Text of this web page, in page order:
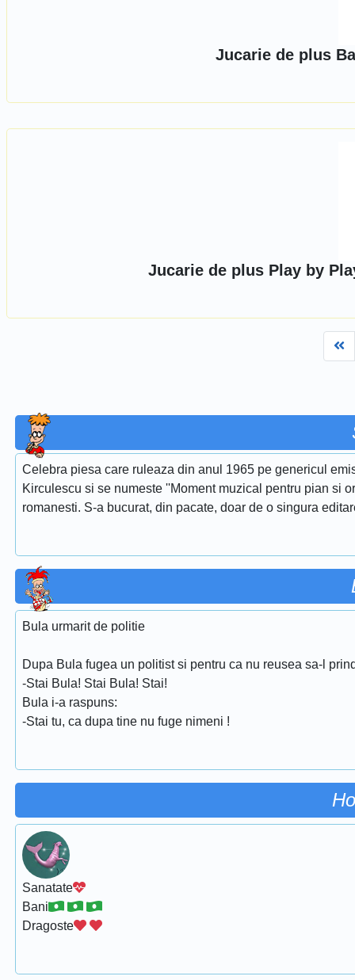
Jucarie de plus
Jucarie de plus Play by
Celebra piesa care ruleaza din anul 1965 pe genericul
Kirculescu si se numeste ''Moment muzical pentru pian si
romanesti. S-a bucurat, din pacate, doar de o singura
Bula urmarit de politie
Dupa Bula fugea un politist si pentru ca nu reusea sa-l
-Stai Bula! Stai Bula! Stai!
Bula i-a raspuns:
-Stai tu, ca dupa tine nu fuge nimeni !
Sanatate
Bani
Dragoste